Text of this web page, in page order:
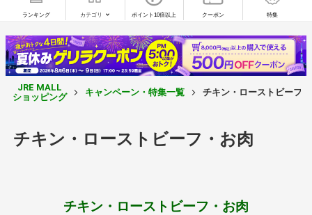
ランキング カテゴリ ポイント10倍以上 クーポン 特集
JRE MALL
ショッピング
キャンペーン・特集一覧 チキン・ローストビーフ
チキン・ローストビーフ・お肉
チキン・ローストビーフ・お肉